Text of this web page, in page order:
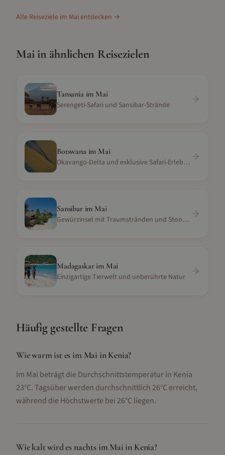
Alle Reiseziele im Maientdecken →
Maiin ähnlichen Reisezielen
Tansania im Mai
Serengeti-Safari und Sansibar-Strände
Botswana im Mai
Okavango-Delta und exklusive Safari-Erlebnisse
Sansibarim Mai
Gewürzinsel mit Traumstränden und Stone Town
Madagaskarim Mai
Einzigartige Tierwelt und unberührte Natur
Häufig gestellte Fragen
Wie warm ist es im Mai in Kenia?
Im Mai beträgt die Durchschnittstemperatur in Kenia
23°C. Tagsüber werden durchschnittlich 26°C erreicht,
während die Höchstwerte bei 26°C liegen.
Wie kalt wird es nachts im Mai in Kenia?